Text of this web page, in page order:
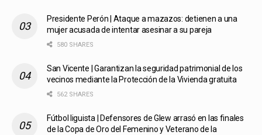
Presidente Perón | Ataque a mazazos: detienen a una
mujer acusada de intentar asesinar a su pareja
580 SHARES
San Vicente | Garantizan la seguridad patrimonial de los
vecinos mediante la Protección de la Vivienda gratuita
562 SHARES
Fútbol liguista | Defensores de Glew arrasó en las finales
de la Copa de Oro del Femenino y Veterano de la